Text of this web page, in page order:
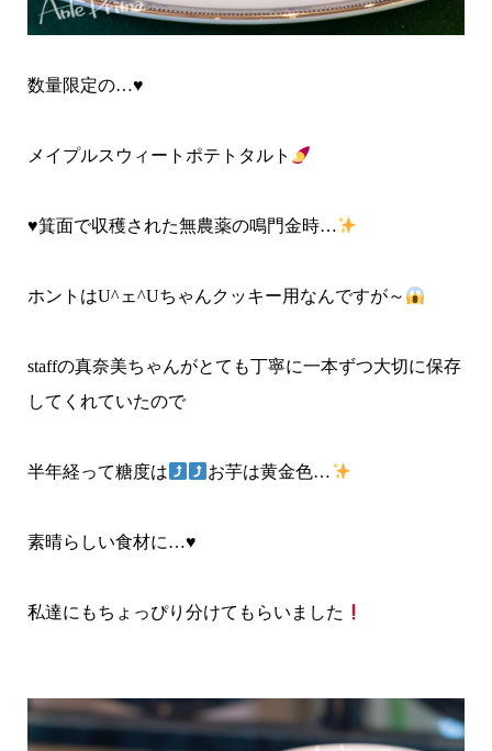
数量限定の…♥
メイプルスウィートポテトタルト
♥箕面で収穫された無農薬の鳴門金時…
ホントはU^ェ^Uちゃんクッキー用なんですが～
staffの真奈美ちゃんがとても丁寧に一本ずつ大切に保存
してくれていたので
半年経って糖度は お芋は黄金色…
素晴らしい食材に…♥
私達にもちょっぴり分けてもらいました